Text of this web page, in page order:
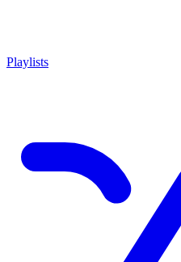
Playlists